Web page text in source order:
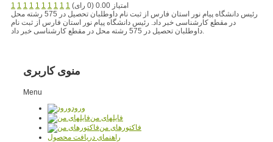
1 1 1 1 1 1 1 1 1 1
امتیاز 0.00 (0 رای)
رئیس دانشگاه پیام نور استان فارس از ثبت نام داوطلبان تحصیل در 575 رشته محل
در مقطع کارشناسی خبر داد. رئیس دانشگاه پیام نور استان فارس از ثبت نام
داوطلبان تحصیل در 575 رشته محل در مقطع کارشناسی خبر داد.
منوی کاربری
Menu
ورود
فایلهای من
فاکتورهای من
راهنمای دریافت محصول